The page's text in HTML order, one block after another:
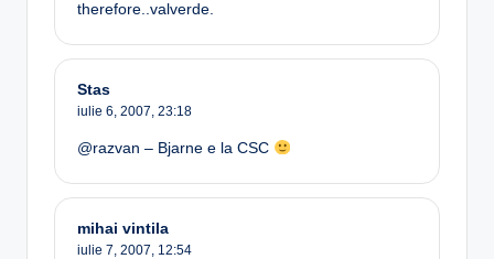
therefore..valverde.
Stas
iulie 6, 2007, 23:18
@razvan – Bjarne e la CSC
mihai vintila
iulie 7, 2007, 12:54